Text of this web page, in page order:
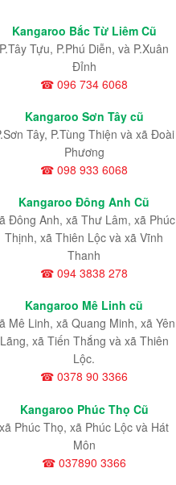
Kangaroo Bắc Từ Liêm Cũ
P.Tây Tựu, P.Phú Diễn, và P.Xuân
Đỉnh
☎ 096 734 6068
Kangaroo Sơn Tây cũ
Tây, P.Tùng Thiện và xã Đoài
Phương
☎ 098 933 6068
Kangaroo Đông Anh Cũ
Đông Anh, xã Thư Lâm, xã Phúc
Thịnh, xã Thiên Lộc và xã Vĩnh
Thanh
☎ 094 3838 278
Kangaroo Mê Linh cũ
Mê Linh, xã Quang Minh, xã Yên
Lãng, xã Tiến Thắng và xã Thiên
Lộc.
☎ 0378 90 3366
Kangaroo Phúc Thọ Cũ
xã Phúc Thọ, xã Phúc Lộc và Hát
Môn
☎ 037890 3366